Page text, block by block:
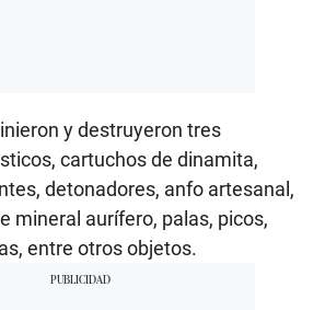
y destruyeron tres
cartuchos de dinamita,
detonadores, anfo artesanal,
mineral aurífero, palas, picos,
entre otros objetos.